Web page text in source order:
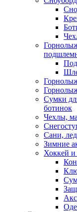
Сумки
ботинок
Чехлы,
Сани,
Зимние
Хоккей и